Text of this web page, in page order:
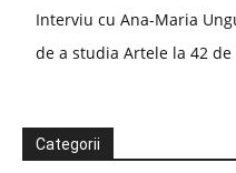
Interviu cu Ana-Maria
de a studia Artele la 42 de
Categorii